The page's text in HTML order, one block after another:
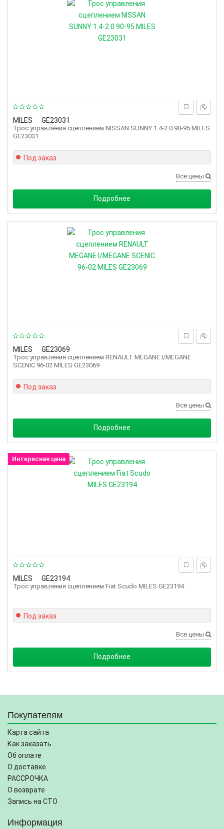
MILES GE23031
Трос управления сцеплением NISSAN SUNNY 1.4-2.0 90-95 MILES
GE23031
Под заказ
Все цены
Подробнее
MILES GE23069
Трос управления сцеплением RENAULT MEGANE I/MEGANE
SCENIC 96-02 MILES GE23069
Под заказ
Все цены
Подробнее
MILES GE23194
Трос управления сцеплением Fiat Scudo MILES GE23194
Интересная цена
Под заказ
Все цены
Подробнее
Покупателям
Карта сайта
Как заказать
Об оплате
О доставке
РАССРОЧКА
О возврате
Запись на СТО
Информация